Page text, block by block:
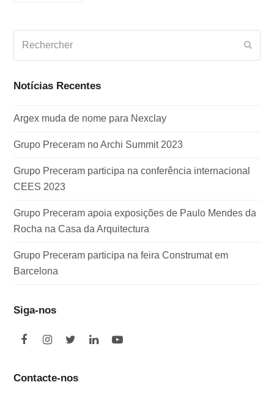
Notícias Recentes
Argex muda de nome para Nexclay
Grupo Preceram no Archi Summit 2023
Grupo Preceram participa na conferência internacional
CEES 2023
Grupo Preceram apoia exposições de Paulo Mendes da
Rocha na Casa da Arquitectura
Grupo Preceram participa na feira Construmat em
Barcelona
Siga-nos
F
e
I
t
T
t
L
Y
Contacte-nos